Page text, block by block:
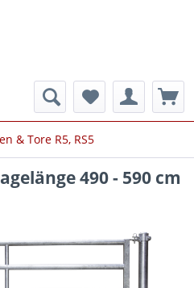
& Tore R5, RS5
490 - 590 cm